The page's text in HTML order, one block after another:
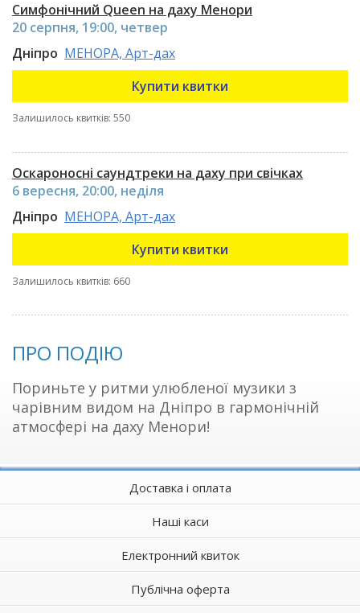
Симфонічний Queen на даху Менори
20 серпня, 19:00, четвер
Дніпро МЕНОРА, Арт-дах
Купити квитки
Залишилось квитків: 550
Оскароносні саундтреки на даху при свічках
6 вересня, 20:00, неділя
Дніпро МЕНОРА, Арт-дах
Купити квитки
Залишилось квитків: 660
ПРО ПОДІЮ
Пориньте у ритми улюбленої музики з
чарівним видом на Дніпро в гармонічній
атмосфері на даху Менори!
Доставка і оплата
Наші каси
Електронний квиток
Публічна оферта